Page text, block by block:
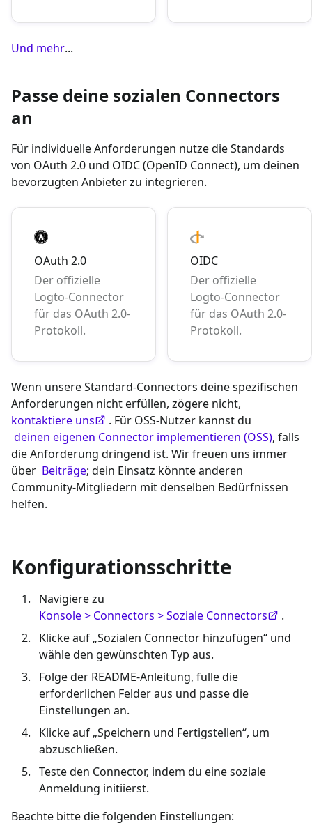
Und mehr...
Passe deine sozialen Connectors
an
Für individuelle Anforderungen nutze die Standards
von OAuth 2.0 und OIDC (OpenID Connect), um deinen
bevorzugten Anbieter zu integrieren.
OAuth 2.0
Der offizielle
Logto-Connector
für das OAuth 2.0-
Protokoll.
OIDC
Der offizielle
Logto-Connector
für das OAuth 2.0-
Protokoll.
Wenn unsere Standard-Connectors deine spezifischen
Anforderungen nicht erfüllen, zögere nicht,
kontaktiere uns
. Für OSS-Nutzer kannst du
deinen eigenen Connector implementieren (OSS), falls
die Anforderung dringend ist. Wir freuen uns immer
über Beiträge; dein Einsatz könnte anderen
Community-Mitgliedern mit denselben Bedürfnissen
helfen.
Konfigurationsschritte
Navigiere zu
Konsole > Connectors > Soziale Connectors
.
Klicke auf „Sozialen Connector hinzufügen“ und
wähle den gewünschten Typ aus.
Folge der README-Anleitung, fülle die
erforderlichen Felder aus und passe die
Einstellungen an.
Klicke auf „Speichern und Fertigstellen“, um
abzuschließen.
Teste den Connector, indem du eine soziale
Anmeldung initiierst.
Beachte bitte die folgenden Einstellungen: